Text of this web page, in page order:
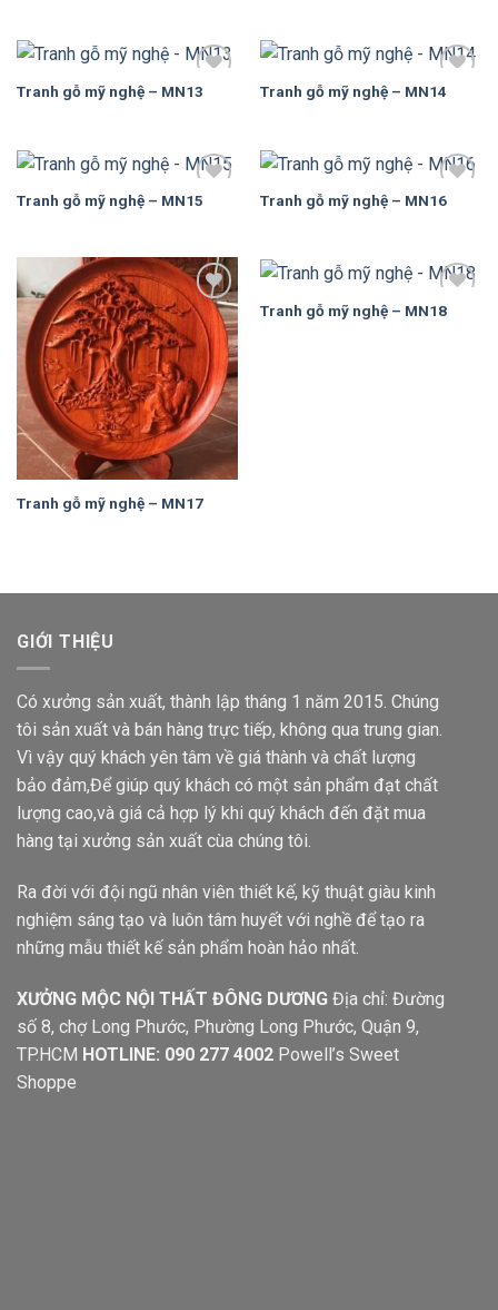
Add to
Tranh gỗ mỹ nghệ – MN13
Add to
Tranh gỗ mỹ nghệ – MN14
Add to
Tranh gỗ mỹ nghệ – MN15
Add to
Tranh gỗ mỹ nghệ – MN16
Add to
Wishlist
Tranh gỗ mỹ nghệ – MN17
Add to
Tranh gỗ mỹ nghệ – MN18
GIỚI THIỆU
Có xưởng sản xuất, thành lập tháng 1 năm 2015. Chúng
tôi sản xuất và bán hàng trực tiếp, không qua trung gian.
Vì vậy quý khách yên tâm về giá thành và chất lượng
bảo đảm,Để giúp quý khách có một sản phẩm đạt chất
lượng cao,và giá cả hợp lý khi quý khách đến đặt mua
hàng tại xưởng sản xuất cùa chúng tôi.
Ra đời với đội ngũ nhân viên thiết kế, kỹ thuật giàu kinh
nghiệm sáng tạo và luôn tâm huyết với nghề để tạo ra
những mẫu thiết kế sản phẩm hoàn hảo nhất.
XƯỞNG MỘC NỘI THẤT ĐÔNG DƯƠNG Địa chỉ: Đường
số 8, chợ Long Phước, Phường Long Phước, Quận 9,
TP.HCM HOTLINE: 090 277 4002 Powell’s Sweet
Shoppe